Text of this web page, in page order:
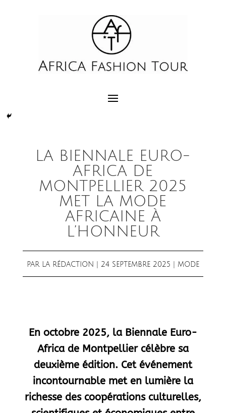
LA BIENNALE EURO-
AFRICA DE
MONTPELLIER 2025
MET LA MODE
AFRICAINE À
L’HONNEUR
PAR LA RÉDACTION 24 SEPTEMBRE 2025 MODE
En octobre 2025, la Biennale Euro-
Africa de Montpellier célèbre sa
deuxième édition. Cet événement
incontournable met en lumière la
richesse des coopérations culturelles,